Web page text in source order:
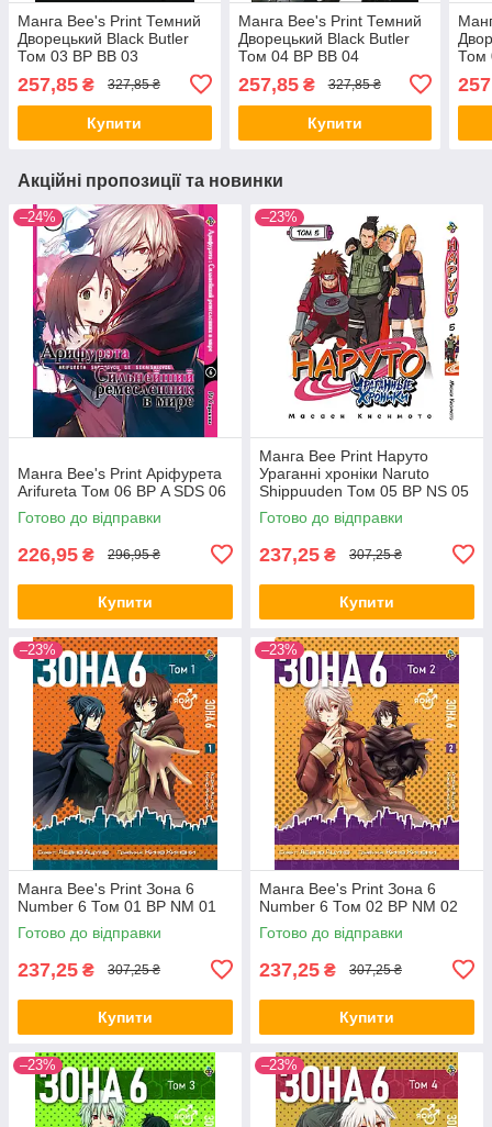
Манга Bee's Print Темний
Дворецький Black Butler
Том 03 BP BB 03
257,85 ₴ 327,85 ₴
Купити
Манга Bee's Print Темний
Дворецький Black Butler
Том 04 BP BB 04
257,85₴ 327,85 ₴
Купити
Том
Акційні пропозиції та новинки
–24%
Манга Bee's Print Аріфурета
Arifureta Том 06 ВР A SDS 06
Готово до відправки
226,95 ₴ 296,95 ₴
Купити
–23%
Манга Bee Print Наруто
Ураганні хроніки Naruto
Shippuuden Том 05 ВР NS 05
Готово до відправки
237,25 ₴ 307,25 ₴
Купити
–23%
Манга Bee's Print Зона 6
Number 6 Том 01 ВР NM 01
Готово до відправки
237,25 ₴ 307,25 ₴
Купити
–23%
Манга Bee's Print Зона 6
Number 6 Том 02 ВР NM 02
Готово до відправки
237,25 ₴ 307,25 ₴
Купити
–23% –23%